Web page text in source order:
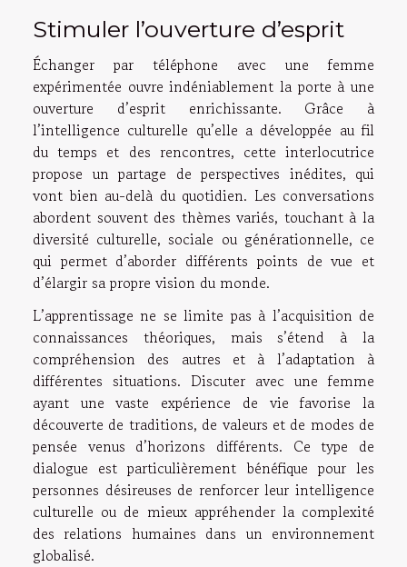
Stimuler l’ouverture d’esprit
Échanger par téléphone avec une femme
expérimentée ouvre indéniablement la porte à une
ouverture d’esprit enrichissante. Grâce à
l’intelligence culturelle qu’elle a développée au fil
du temps et des rencontres, cette interlocutrice
propose un partage de perspectives inédites, qui
vont bien au-delà du quotidien. Les conversations
abordent souvent des thèmes variés, touchant à la
diversité culturelle, sociale ou générationnelle, ce
qui permet d’aborder différents points de vue et
d’élargir sa propre vision du monde.
L’apprentissage ne se limite pas à l’acquisition de
connaissances théoriques, mais s’étend à la
compréhension des autres et à l’adaptation à
différentes situations. Discuter avec une femme
ayant une vaste expérience de vie favorise la
découverte de traditions, de valeurs et de modes de
pensée venus d’horizons différents. Ce type de
dialogue est particulièrement bénéfique pour les
personnes désireuses de renforcer leur intelligence
culturelle ou de mieux appréhender la complexité
des relations humaines dans un environnement
globalisé.